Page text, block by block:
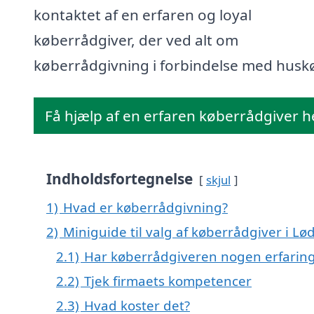
kontaktet af en erfaren og loyal
køberrådgiver, der ved alt om
køberrådgivning i forbindelse med
Få hjælp af en erfaren køberrådgiver
Indholdsfortegnelse skjul
1) Hvad er køberrådgivning?
2) Miniguide til valg af køberrådgiver i
2.1) Har køberrådgiveren nogen
2.2) Tjek firmaets kompetencer
2.3) Hvad koster det?